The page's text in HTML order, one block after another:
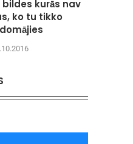
bildes kurās nav
ko tu tikko